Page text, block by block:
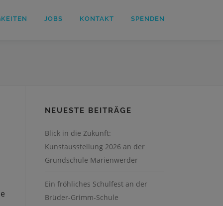
JOBS KONTAKT SPENDEN
NEUESTE BEITRÄGE
Blick in die Zukunft:
Kunstausstellung 2026 an der
Grundschule Marienwerder
Ein fröhliches Schulfest an der
Brüder-Grimm-Schule